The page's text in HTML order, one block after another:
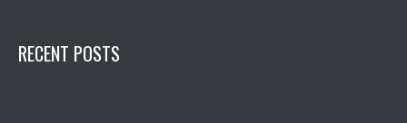
RECENT POSTS